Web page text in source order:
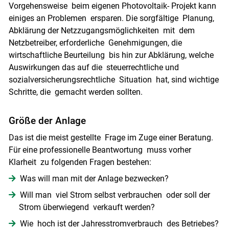
Vorgehensweise beim eigenen Photovoltaik- Projekt kann
einiges an Problemen ersparen. Die sorgfältige Planung,
Abklärung der Netzzugangsmöglichkeiten mit dem
Netzbetreiber, erforderliche Genehmigungen, die
wirtschaftliche Beurteilung bis hin zur Abklärung, welche
Auswirkungen das auf die steuerrechtliche und
sozialversicherungsrechtliche Situation hat, sind wichtige
Schritte, die gemacht werden sollten.
Größe der Anlage
Das ist die meist gestellte Frage im Zuge einer Beratung.
Für eine professionelle Beantwortung muss vorher
Klarheit zu folgenden Fragen bestehen:
Was will man mit der Anlage bezwecken?
Will man viel Strom selbst verbrauchen oder soll der
Strom überwiegend verkauft werden?
Wie hoch ist der Jahresstromverbrauch des Betriebes?